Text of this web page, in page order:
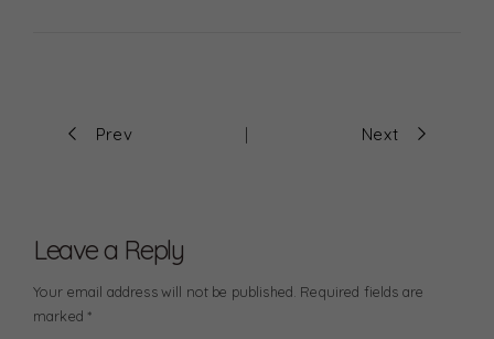
s
t
Prev | Next
Leave a Reply
Your email address will not be published. Required fields are
marked *